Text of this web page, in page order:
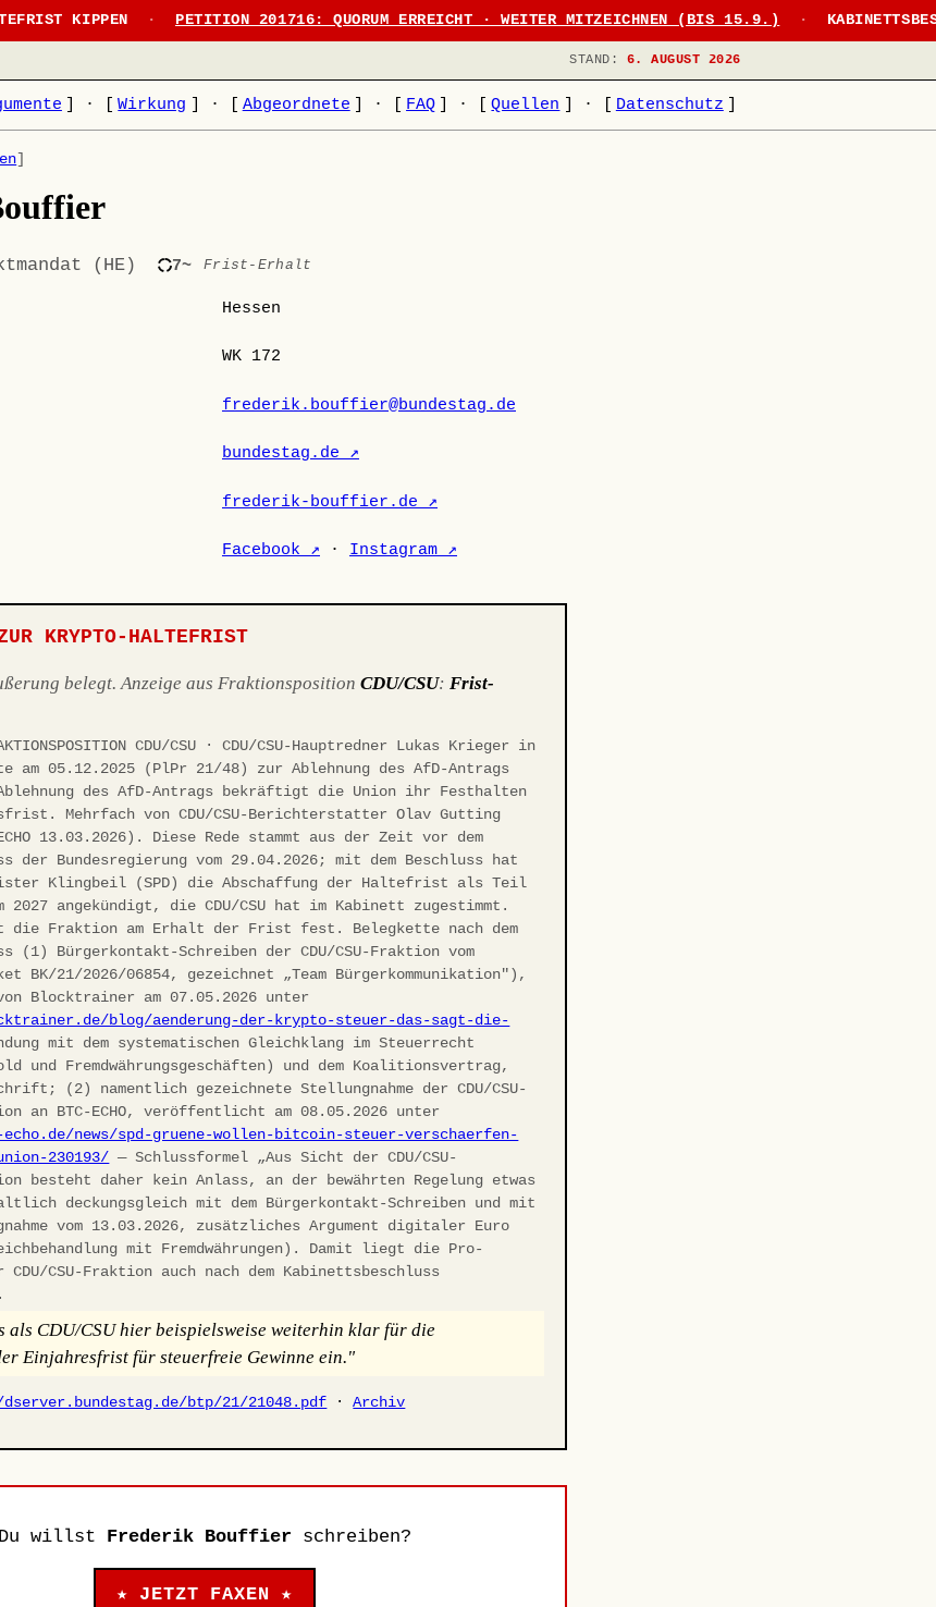
KIPPEN · PETITION 201716: QUORUM ERREICHT · WEITER MITZEICHNEN (BIS 15.9.) ·
STAND: 6. AUGUST 2026
· Wirkung · Abgeordnete · FAQ · Quellen · Datenschutz
]
(HE) 7~ Frist-Erhalt
Hessen
WK 172
frederik.bouffier@bundestag.de
bundestag.de ↗
frederik-bouffier.de ↗
Facebook ↗ · Instagram ↗
KRYPTO-HALTEFRIST
belegt. Anzeige aus FraktionspositionCDU/CSU:Frist-
CDU/CSU · CDU/CSU-Hauptredner Lukas Krieger in
am 05.12.2025 (PlPr 21/48) zur Ablehnung des AfD-Antrags
des AfD-Antrags bekräftigt die Union ihr Festhalten
Mehrfach von CDU/CSU-Berichterstatter Olav Gutting
13.03.2026). Diese Rede stammt aus der Zeit vor dem
der Bundesregierung vom 29.04.2026; mit dem Beschluss hat
Klingbeil (SPD) die Abschaffung der Haltefrist als Teil
2027 angekündigt, die CDU/CSU hat im Kabinett zugestimmt.
die Fraktion am Erhalt der Frist fest. Belegkette nach dem
(1) Bürgerkontakt-Schreiben der CDU/CSU-Fraktion vom
BK/21/2026/06854, gezeichnet „Team Bürgerkommunikation"),
Blocktrainer am 07.05.2026 unter
blog/aenderung-der-krypto-steuer-das-sagt-die-
mit dem systematischen Gleichklang im Steuerrecht
und Fremdwährungsgeschäften) und dem Koalitionsvertrag,
(2) namentlich gezeichnete Stellungnahme der CDU/CSU-
an BTC-ECHO, veröffentlicht am 08.05.2026 unter
news/spd-gruene-wollen-bitcoin-steuer-verschaerfen-
230193/ — Schlussformel „Aus Sicht der CDU/CSU-
besteht daher kein Anlass, an der bewährten Regelung etwas
deckungsgleich mit dem Bürgerkontakt-Schreiben und mit
vom 13.03.2026, zusätzliches Argument digitaler Euro
mit Fremdwährungen). Damit liegt die Pro-
CSU-Fraktion auch nach dem Kabinettsbeschluss
als CDU/CSU hier beispielsweise weiterhin klar für die
Einjahresfrist für steuerfreie Gewinne ein."
btp/21/21048.pdf ·Archiv
Du willst Frederik Bouffier schreiben?
★ JETZT FAXEN ★